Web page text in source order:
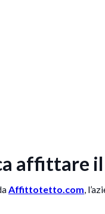
affittare
Affittotetto.com,